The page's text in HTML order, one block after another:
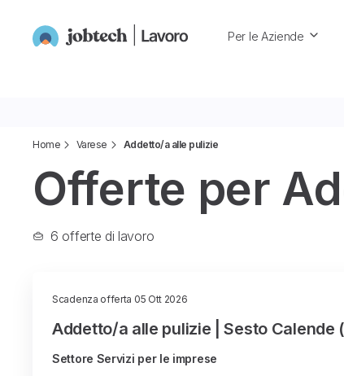
Per le Aziende
Home Varese Addetto/a alle pulizie
Offerte per
6 offerte di lavoro
Scadenza offerta 05 Ott 2026
Addetto/a alle pulizie | Sesto Calende
Settore Servizi per le imprese